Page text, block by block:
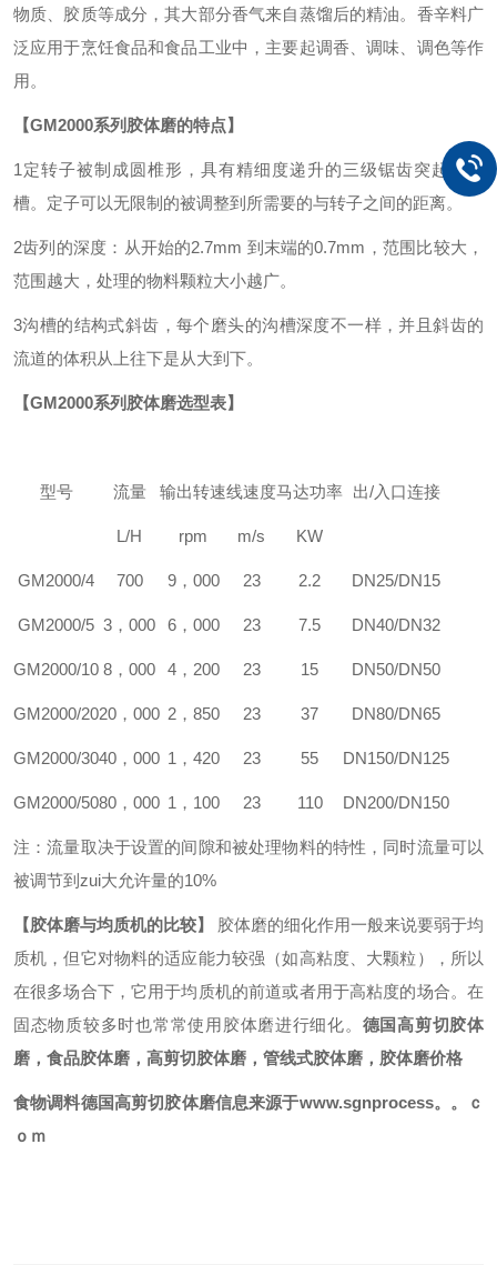
物质、胶质等成分，其大部分香气来自蒸馏后的精油。香辛料广
泛应用于烹饪食品和食品工业中，主要起调香、调味、调色等作
用。
【GM2000系列胶体磨的特点】
1定转子被制成圆椎形，具有精细度递升的三级锯齿突起和凹
槽。定子可以无限制的被调整到所需要的与转子之间的距离。
2齿列的深度：从开始的2.7mm 到末端的0.7mm，范围比较大，
范围越大，处理的物料颗粒大小越广。
3沟槽的结构式斜齿，每个磨头的沟槽深度不一样，并且斜齿的
流道的体积从上往下是从大到下。
【GM2000系列胶体磨选型表】
型号 流量
L/H
输出转速
rpm
线速度
m/s
马达功率
KW
出/入口连接
GM2000/4 700 9，000 23 2.2 DN25/DN15
GM2000/5 3，000 6，000 23 7.5 DN40/DN32
GM2000/10 8，000 4，200 23 15 DN50/DN50
GM2000/2020，000 2，850 23 37 DN80/DN65
GM2000/3040，000 1，420 23 55 DN150/DN125
GM2000/5080，000 1，100 23 110 DN200/DN150
注：流量取决于设置的间隙和被处理物料的特性，同时流量可以
被调节到zui大允许量的10%
【胶体磨与均质机的比较】
胶体磨的细化作用一般来说要弱于均
质机，但它对物料的适应能力较强（如高粘度、大颗粒），所以
在很多场合下，它用于均质机的前道或者用于高粘度的场合。在
固态物质较多时也常常使用胶体磨进行细化。 德国高剪切胶体
磨 ，食品胶体磨，高剪切胶体磨，管线式胶体磨，胶体磨价格
食物调料德国高剪切胶体磨信息来源于www.sgnprocess。。ｃ
ｏｍ